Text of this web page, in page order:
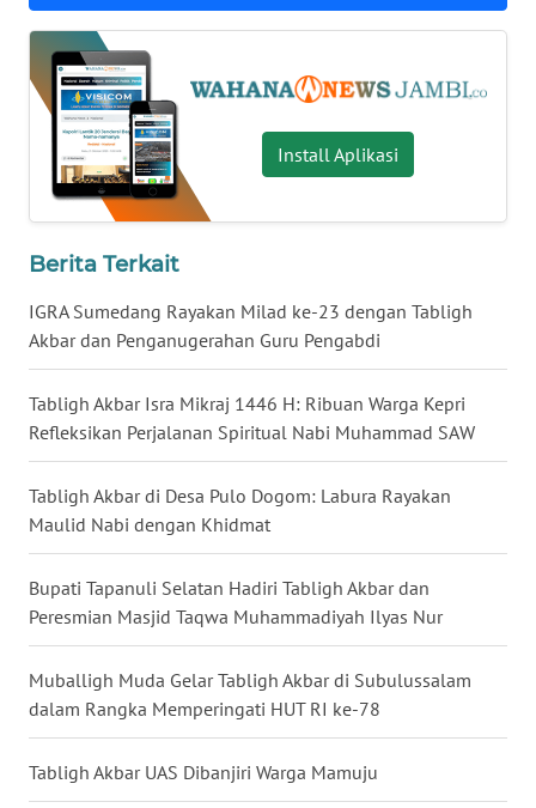
Install Aplikasi
Berita Terkait
IGRA Sumedang Rayakan Milad ke-23 dengan Tabligh
Akbar dan Penganugerahan Guru Pengabdi
Tabligh Akbar Isra Mikraj 1446 H: Ribuan Warga Kepri
Refleksikan Perjalanan Spiritual Nabi Muhammad SAW
Tabligh Akbar di Desa Pulo Dogom: Labura Rayakan
Maulid Nabi dengan Khidmat
Bupati Tapanuli Selatan Hadiri Tabligh Akbar dan
Peresmian Masjid Taqwa Muhammadiyah Ilyas Nur
Muballigh Muda Gelar Tabligh Akbar di Subulussalam
dalam Rangka Memperingati HUT RI ke-78
Tabligh Akbar UAS Dibanjiri Warga Mamuju
WN
JOGJA
WN
JATIM
WN
WN
KALBAR
WN
KALTENG
WN
WN